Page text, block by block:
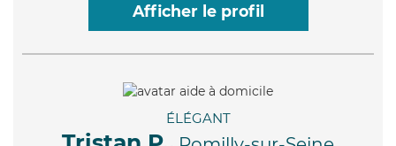
Afficher le profil
ÉLÉGANT